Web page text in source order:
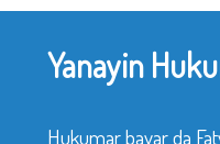
Yanayin
Hukumar bayar da